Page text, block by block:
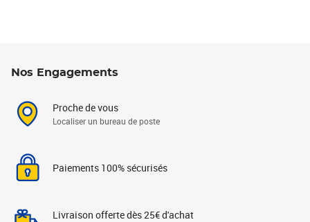
Nos Engagements
Proche de vous
Localiser un bureau de poste
Paiements 100% sécurisés
Livraison offerte dès 25€ d'achat